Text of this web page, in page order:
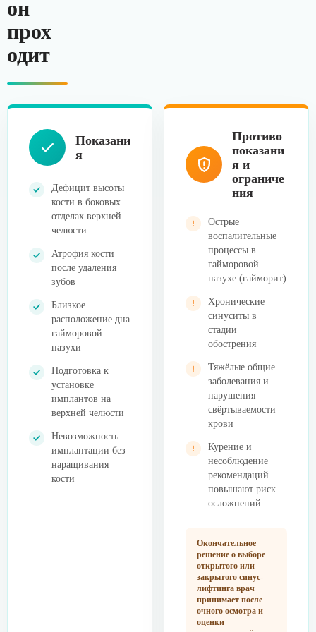
он
прох
одит
Показани
я
Дефицит высоты
кости в боковых
отделах верхней
челюсти
Атрофия кости
после удаления
зубов
Близкое
расположение дна
гайморовой
пазухи
Подготовка к
установке
имплантов на
верхней челюсти
Невозможность
имплантации без
наращивания
кости
Противо
показани
я и
ограниче
ния
Острые
воспалительные
процессы в
гайморовой
пазухе (гайморит)
Хронические
синуситы в
стадии
обострения
Тяжёлые общие
заболевания и
нарушения
свёртываемости
крови
Курение и
несоблюдение
рекомендаций
повышают риск
осложнений
Окончательное
решение о выборе
открытого или
закрытого синус-
лифтинга врач
принимает после
очного осмотра и
оценки